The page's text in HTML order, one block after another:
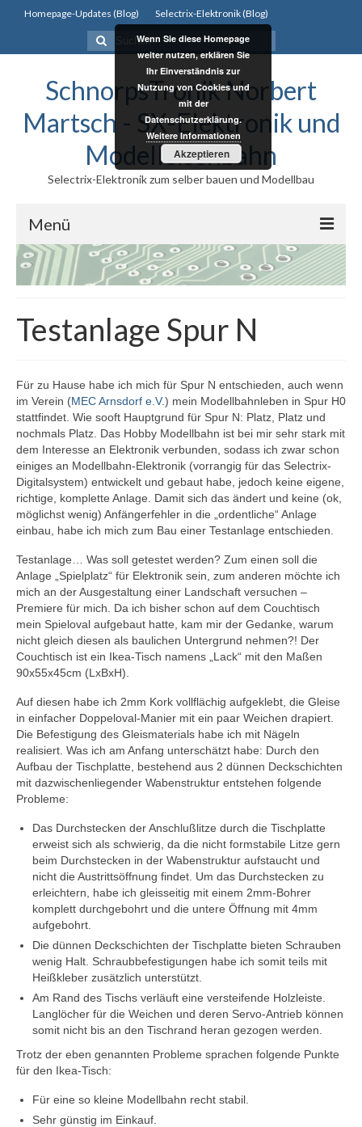
Homepage-Updates (Blog) Selectrix-Elektronik (Blog)
Suchen
nach:
SchnorpsTronik Norbert
Martsch - SX-Elektronik und
Modelleisenbahn
Selectrix-Elektronik zum selber bauen und Modellbau
Menü
Selectrix
Selectrix System
Selectrix und RJ45-Netzwerkkabel
SX-News-Blog
ST-Train Handbuch zum Download
Nachruf Klaus Richter „Der Modellbahn-
Berater“
Selectrix-Elektronik
Anzeigemodul V1
Gleisbelegtmelder V3
Funktionsdecoder V2
Licht-Funktionsdecoder V1
Programmiergleisautomatik V1
Programmiermaus V2
Servodecoder V3
SX-Verteiler DIN V1
SX-Verteiler DIN-RJ45 V2
Tasten-Eingabe-Modul V1
Archiv
Funktionsdecoder V1
Gleisbelegtmelder V2
Relaiserweiterung V2
Modellbahn
Testanlage Spur N
Für zu Hause habe ich mich für Spur N entschieden, auch wenn
im Verein (MEC Arnsdorf e.V.) mein Modellbahnleben in Spur H0
stattfindet. Wie sooft Hauptgrund für Spur N: Platz, Platz und
nochmals Platz. Das Hobby Modellbahn ist bei mir sehr stark mit
dem Interesse an Elektronik verbunden, sodass ich zwar schon
einiges an Modellbahn-Elektronik (vorrangig für das Selectrix-
Digitalsystem) entwickelt und gebaut habe, jedoch keine eigene,
richtige, komplette Anlage. Damit sich das ändert und keine (ok,
möglichst wenig) Anfängerfehler in die „ordentliche“ Anlage
einbau, habe ich mich zum Bau einer Testanlage entschieden.
Testanlage… Was soll getestet werden? Zum einen soll die
Anlage „Spielplatz“ für Elektronik sein, zum anderen möchte ich
mich an der Ausgestaltung einer Landschaft versuchen –
Premiere für mich. Da ich bisher schon auf dem Couchtisch
mein Spieloval aufgebaut hatte, kam mir der Gedanke, warum
nicht gleich diesen als baulichen Untergrund nehmen?! Der
Couchtisch ist ein Ikea-Tisch namens „Lack“ mit den Maßen
90x55x45cm (LxBxH).
Auf diesen habe ich 2mm Kork vollflächig aufgeklebt, die Gleise
in einfacher Doppeloval-Manier mit ein paar Weichen drapiert.
Die Befestigung des Gleismaterials habe ich mit Nägeln
realisiert. Was ich am Anfang unterschätzt habe: Durch den
Aufbau der Tischplatte, bestehend aus 2 dünnen Deckschichten
mit dazwischenliegender Wabenstruktur entstehen folgende
Probleme:
Das Durchstecken der Anschlußlitze durch die Tischplatte
erweist sich als schwierig, da die nicht formstabile Litze gern
beim Durchstecken in der Wabenstruktur aufstaucht und
nicht die Austrittsöffnung findet. Um das Durchstecken zu
erleichtern, habe ich gleisseitig mit einem 2mm-Bohrer
komplett durchgebohrt und die untere Öffnung mit 4mm
aufgebohrt.
Die dünnen Deckschichten der Tischplatte bieten Schrauben
wenig Halt. Schraubbefestigungen habe ich somit teils mit
Heißkleber zusätzlich unterstützt.
Am Rand des Tischs verläuft eine versteifende Holzleiste.
Langlöcher für die Weichen und deren Servo-Antrieb können
somit nicht bis an den Tischrand heran gezogen werden.
Trotz der eben genannten Probleme sprachen folgende Punkte
für den Ikea-Tisch:
Für eine so kleine Modellbahn recht stabil.
Sehr günstig im Einkauf.
Wenn Sie diese Homepage
weiter nutzen, erklären Sie
Ihr Einverständnis zur
Nutzung von Cookies und
mit der
Datenschutzerklärung.
Weitere Informationen
Akzeptieren